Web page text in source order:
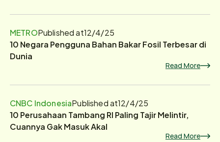
METROPublished at12/4/25
10 Negara Pengguna Bahan Bakar Fosil Terbesar di
Dunia
Read More
CNBC IndonesiaPublished at12/4/25
10 Perusahaan Tambang RI Paling Tajir Melintir,
Cuannya Gak Masuk Akal
Read More